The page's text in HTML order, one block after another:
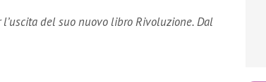
del suo nuovo libro Rivoluzione. Dal